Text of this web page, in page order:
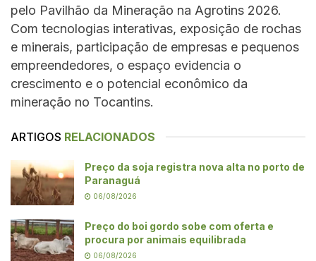
pelo Pavilhão da Mineração na Agrotins 2026.
Com tecnologias interativas, exposição de rochas
e minerais, participação de empresas e pequenos
empreendedores, o espaço evidencia o
crescimento e o potencial econômico da
mineração no Tocantins.
ARTIGOS RELACIONADOS
Preço da soja registra nova alta no porto de
Paranaguá
06/08/2026
Preço do boi gordo sobe com oferta e
procura por animais equilibrada
06/08/2026